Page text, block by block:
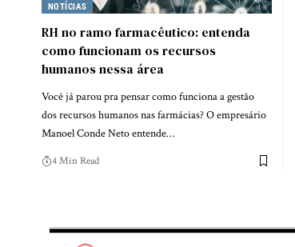
NOTÍCIAS
RH no ramo farmacêutico: entenda
como funcionam os recursos
humanos nessa área
Você já parou pra pensar como funciona a gestão
dos recursos humanos nas farmácias? O empresário
Manoel Conde Neto entende…
4 Min Read